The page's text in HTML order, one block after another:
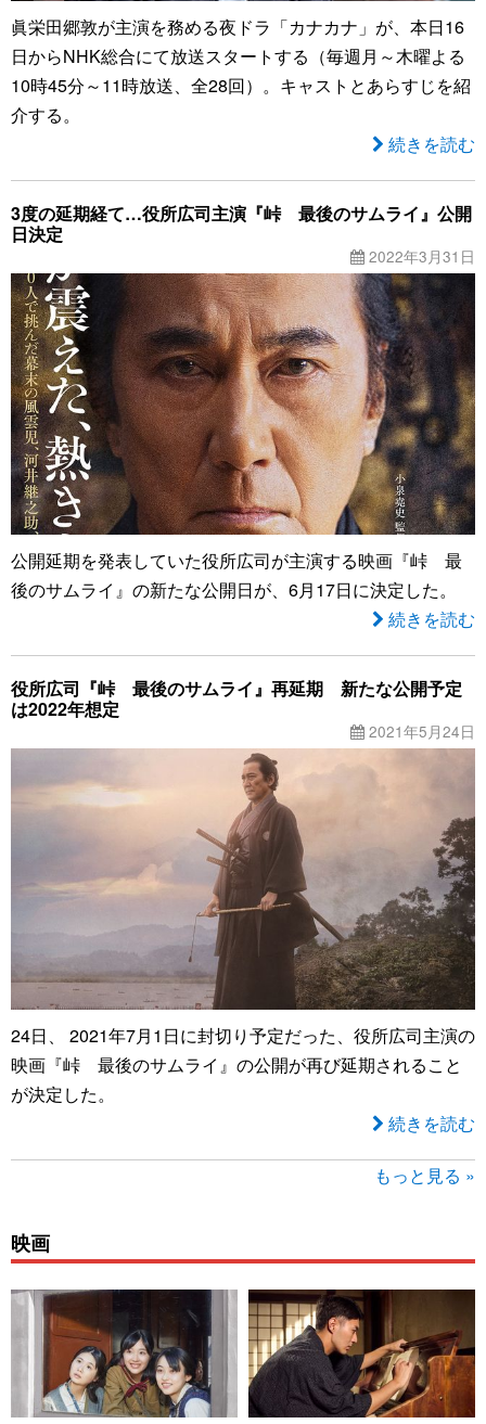
眞栄田郷敦が主演を務める夜ドラ「カナカナ」が、本日16
日からNHK総合にて放送スタートする（毎週月～木曜よる
10時45分～11時放送、全28回）。キャストとあらすじを紹
介する。
続きを読む
3度の延期経て…役所広司主演『峠 最後のサムライ』公開
日決定
2022年3月31日
公開延期を発表していた役所広司が主演する映画『峠 最
後のサムライ』の新たな公開日が、6月17日に決定した。
続きを読む
役所広司『峠 最後のサムライ』再延期 新たな公開予定
は2022年想定
2021年5月24日
24日、 2021年7月1日に封切り予定だった、役所広司主演の
映画『峠 最後のサムライ』の公開が再び延期されること
が決定した。
続きを読む
もっと見る »
映画